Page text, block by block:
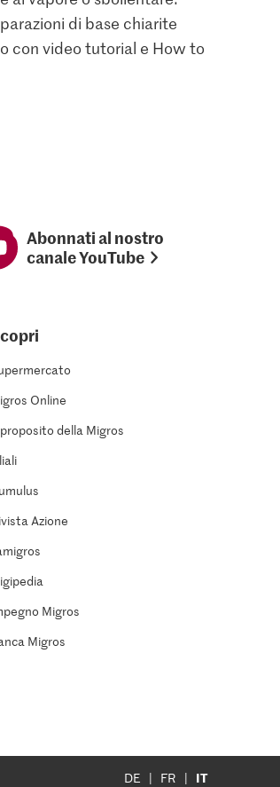
di base chiarite
con video tutorial e How to
Abonnati al nostro
canale YouTube
Online
della Migros
Azione
Migros
Migros
DE FR IT